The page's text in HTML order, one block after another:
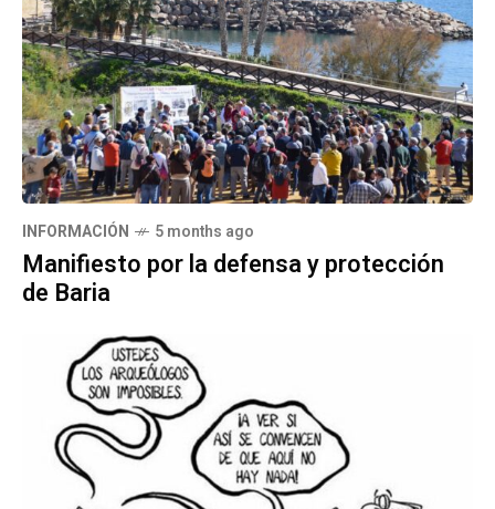
INFORMACIÓN 5 months ago
Manifiesto por la defensa y protección
de Baria